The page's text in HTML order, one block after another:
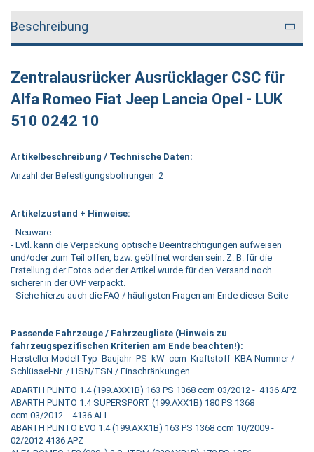
Beschreibung
Zentralausrücker Ausrücklager CSC für
Alfa Romeo Fiat Jeep Lancia Opel - LUK
510 0242 10
Artikelbeschreibung / Technische Daten:
Anzahl der Befestigungsbohrungen 2
Artikelzustand + Hinweise:
- Neuware
- Evtl. kann die Verpackung optische Beeinträchtigungen aufweisen
und/oder zum Teil offen, bzw. geöffnet worden sein. Z. B. für die
Erstellung der Fotos oder der Artikel wurde für den Versand noch
sicherer in der OVP verpackt.
- Siehe hierzu auch die FAQ / häufigsten Fragen am Ende dieser Seite
Passende Fahrzeuge / Fahrzeugliste (Hinweis zu
fahrzeugspezifischen Kriterien am Ende beachten!):
Hersteller Modell Typ Baujahr PS kW ccm Kraftstoff KBA-Nummer /
Schlüssel-Nr. / HSN/TSN / Einschränkungen
ABARTH PUNTO 1.4 (199.AXX1B) 163 PS 1368 ccm 03/2012 - 4136 APZ
ABARTH PUNTO 1.4 SUPERSPORT (199.AXX1B) 180 PS 1368
ccm 03/2012 - 4136 ALL
ABARTH PUNTO EVO 1.4 (199.AXX1B) 163 PS 1368 ccm 10/2009 -
02/2012 4136 APZ